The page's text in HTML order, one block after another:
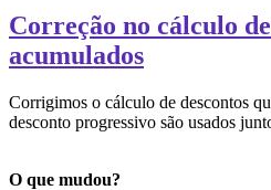
Correção no cálculo
acumulados
Corrigimos o cálculo de descontos
desconto progressivo são
O que mudou?